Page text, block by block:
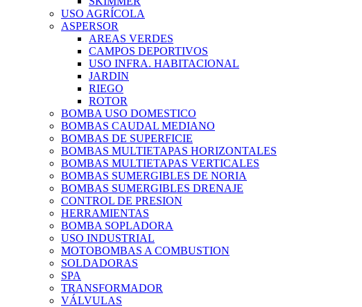
USO AGRÍCOLA
ASPERSOR
AREAS VERDES
CAMPOS DEPORTIVOS
USO INFRA. HABITACIONAL
JARDIN
RIEGO
ROTOR
BOMBA USO DOMESTICO
BOMBAS CAUDAL MEDIANO
BOMBAS DE SUPERFICIE
BOMBAS MULTIETAPAS HORIZONTALES
BOMBAS MULTIETAPAS VERTICALES
BOMBAS SUMERGIBLES DE NORIA
BOMBAS SUMERGIBLES DRENAJE
CONTROL DE PRESION
HERRAMIENTAS
BOMBA SOPLADORA
USO INDUSTRIAL
MOTOBOMBAS A COMBUSTION
SOLDADORAS
SPA
TRANSFORMADOR
VÁLVULAS